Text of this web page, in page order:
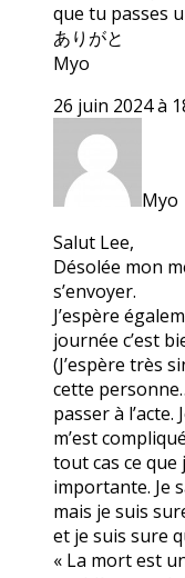
que tu passes
ありがと
Myo
26 juin 2024 à
Myo
Salut Lee,
Désolée mon
s’envoyer.
J’espère
journée c’est
(J’espère très
cette
passer à
m’est
tout cas ce que
importante. Je
mais je suis
et je suis sure
« La mort est